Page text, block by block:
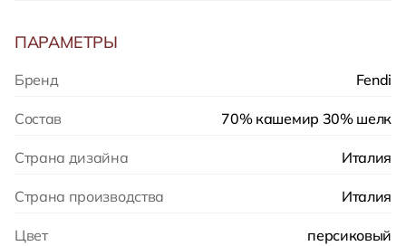
ПАРАМЕТРЫ
Бренд Fendi
Состав 70% кашемир 30% шелк
Страна дизайна Италия
Страна производства Италия
Цвет персиковый